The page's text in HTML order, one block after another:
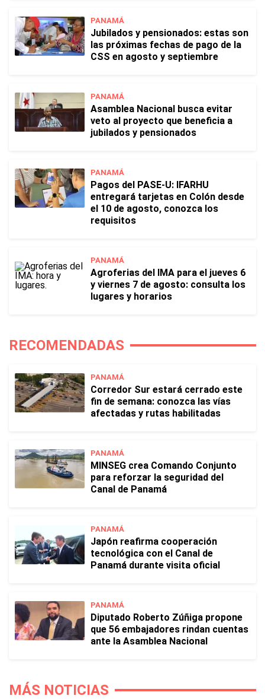
PANAMÁ
Jubilados y pensionados: estas son
las próximas fechas de pago de la
CSS en agosto y septiembre
PANAMÁ
Asamblea Nacional busca evitar
veto al proyecto que beneficia a
jubilados y pensionados
PANAMÁ
Pagos del PASE-U: IFARHU
entregará tarjetas en Colón desde
el 10 de agosto, conozca los
requisitos
PANAMÁ
Agroferias del IMA para el jueves 6
y viernes 7 de agosto: consulta los
lugares y horarios
RECOMENDADAS
PANAMÁ
Corredor Sur estará cerrado este
fin de semana: conozca las vías
afectadas y rutas habilitadas
PANAMÁ
MINSEG crea Comando Conjunto
para reforzar la seguridad del
Canal de Panamá
PANAMÁ
Japón reafirma cooperación
tecnológica con el Canal de
Panamá durante visita oficial
PANAMÁ
Diputado Roberto Zúñiga propone
que 56 embajadores rindan cuentas
ante la Asamblea Nacional
MÁS NOTICIAS